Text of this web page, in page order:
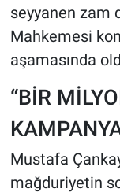
seyyanen zam
Mahkemesi
aşamasında
“BİR
Mustafa
mağduriyetin